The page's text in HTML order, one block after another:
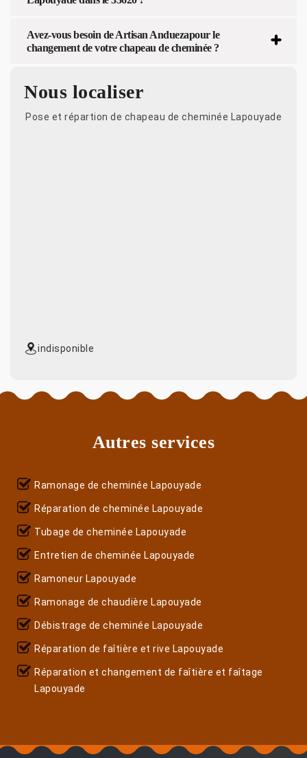
Avez-vous besoin de Artisan Anduezapour le
changement de votre chapeau de cheminée ?
Nous localiser
Pose et répartion de chapeau de cheminée Lapouyade
indisponible
Autres services
Ramonage de cheminée Lapouyade
Réparation de cheminée Lapouyade
Tubage de cheminée Lapouyade
Entretien de cheminée Lapouyade
Ramoneur Lapouyade
Ramonage de chaudière Lapouyade
Débistrage de cheminée Lapouyade
Réparation de faîtière et rive Lapouyade
Réparation et changement de faîtière et faîtage
Lapouyade